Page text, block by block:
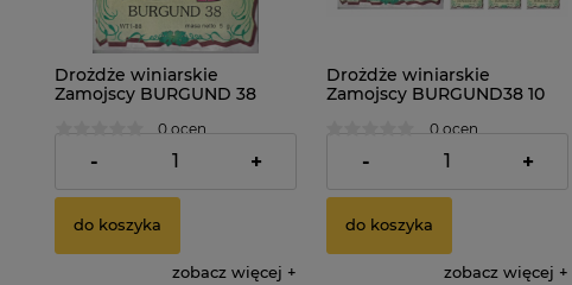
Drożdże winiarskie
Zamojscy BURGUND 38
0 ocen
2,29 zł
- +
do koszyka
zobacz więcej
Drożdże winiarskie
Zamojscy BURGUND38 10
0 ocen
16,89 zł
- +
do koszyka
zobacz więcej